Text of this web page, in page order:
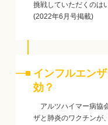
挑戦していただくのは
(2022年6月号掲載)
インフルエン
効？
アルツハイマー病協
ザと肺炎のワクチンが